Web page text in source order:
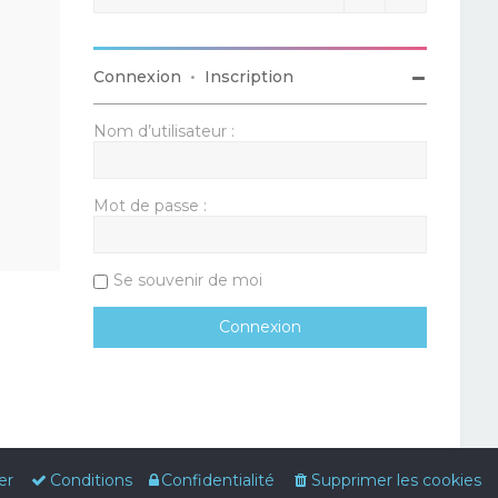
Connexion • Inscription
Nom d’utilisateur :
Mot de passe :
Se souvenir de moi
Supprimer les cookies
Confidentialité
Conditions